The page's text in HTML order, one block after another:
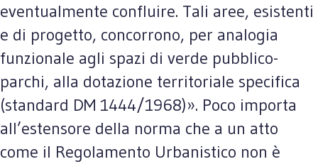
eventualmente confluire. Tali aree, esistenti
e di progetto, concorrono, per analogia
funzionale agli spazi di verde pubblico-
parchi, alla dotazione territoriale specifica
(standard DM 1444/1968)». Poco importa
all’estensore della norma che a un atto
come il Regolamento Urbanistico non è